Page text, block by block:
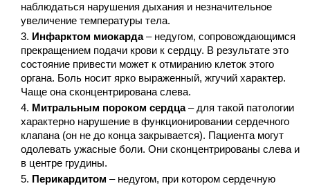
наблюдаться нарушения дыхания и незначительное
увеличение температуры тела.
Инфарктом миокарда– недугом, сопровождающимся
прекращением подачи крови к сердцу. В результате это
состояние привести может к отмиранию клеток этого
органа. Боль носит ярко выраженный, жгучий характер.
Чаще она сконцентрирована слева.
Митральным пороком сердца– для такой патологии
характерно нарушение в функционировании сердечного
клапана (он не до конца закрывается). Пациента могут
одолевать ужасные боли. Они сконцентрированы слева и
в центре грудины.
Перикардитом – недугом, при котором сердечную